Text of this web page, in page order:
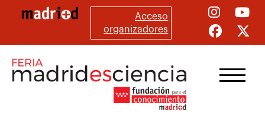
principal
Acceso
organizadores